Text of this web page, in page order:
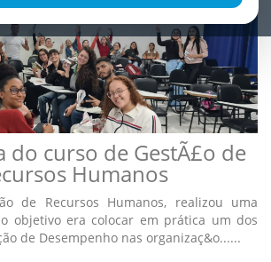
do curso de GestÃ£o de
Humanos
de Recursos Humanos, realizou uma
objetivo era colocar em prática um dos
de Desempenho nas organizaç&o......